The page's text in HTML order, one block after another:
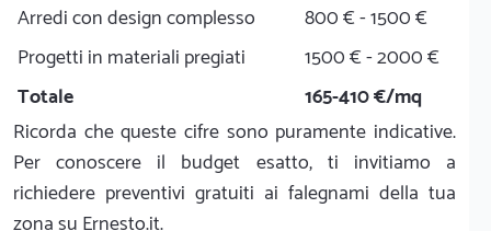
Arredi con design complesso
800 € - 1500 €
Progetti in materiali pregiati
1500 € - 2000 €
Totale
165-410 €/mq
Ricorda che queste cifre sono puramente indicative.
Per conoscere il budget esatto, ti invitiamo a
richiedere preventivi gratuiti ai falegnami della tua
zona su Ernesto.it.